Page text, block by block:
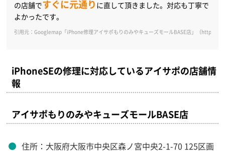
の店舗ですぐに元通り に直して頂きました。対応も丁寧で
よかったです。
引用元：Googlemap「iPhone修理アイサポもりのみやキューズモールBASE店」（https://
iPhoneSEの修理に対応しているアイサポの店舗情
報
アイサポもりのみやキューズモールBASE店
住所：大阪府大阪市中央区森ノ宮中央2-1-70 125区画